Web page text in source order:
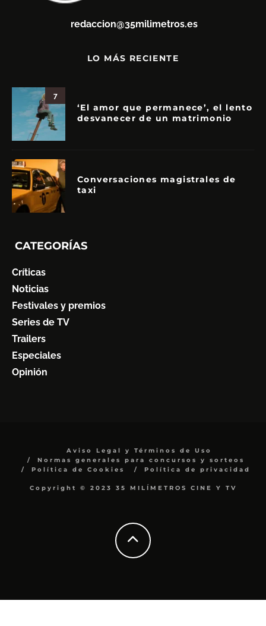
redaccion@35milimetros.es
LO MÁS RECIENTE
7
‘El amor que permanece’, el lento
desvanecer de un matrimonio
Conversaciones magistrales de
taxi
CATEGORÍAS
Críticas
Noticias
Festivales y premios
Series de TV
Trailers
Especiales
Opinión
Aviso Legal y Términos de Uso
Normas generales para concursos y sorteos
Política de Cookies
Política de privacidad
Copyright © 2023 35 MILÍMETROS CINE Y TV